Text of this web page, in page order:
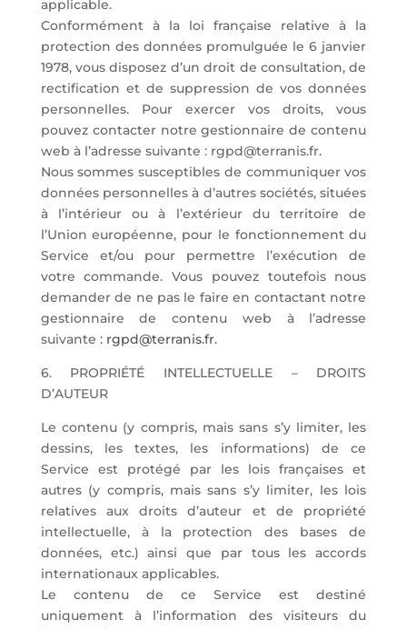
applicable.
Conformément à la loi française relative à la
protection des données promulguée le 6 janvier
1978, vous disposez d’un droit de consultation, de
rectification et de suppression de vos données
personnelles. Pour exercer vos droits, vous
pouvez contacter notre gestionnaire de contenu
web à l’adresse suivante : rgpd@terranis.fr.
Nous sommes susceptibles de communiquer vos
données personnelles à d’autres sociétés, situées
à l’intérieur ou à l’extérieur du territoire de
l’Union européenne, pour le fonctionnement du
Service et/ou pour permettre l’exécution de
votre commande. Vous pouvez toutefois nous
demander de ne pas le faire en contactant notre
gestionnaire de contenu web à l’adresse
suivante : rgpd@terranis.fr.
6. PROPRIÉTÉ INTELLECTUELLE – DROITS
D’AUTEUR
Le contenu (y compris, mais sans s’y limiter, les
dessins, les textes, les informations) de ce
Service est protégé par les lois françaises et
autres (y compris, mais sans s’y limiter, les lois
relatives aux droits d’auteur et de propriété
intellectuelle, à la protection des bases de
données, etc.) ainsi que par tous les accords
internationaux applicables.
Le contenu de ce Service est destiné
uniquement à l’information des visiteurs du